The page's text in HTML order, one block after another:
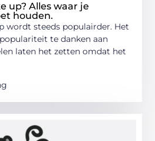
up? Alles waar je
houden.
wordt steeds populairder. Het
te danken aan
laten het zetten omdat het